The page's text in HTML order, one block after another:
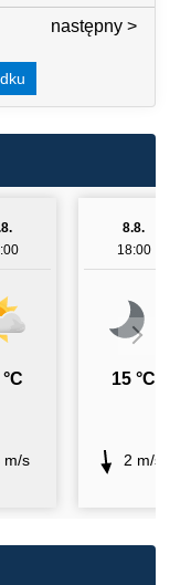
następny >
m/s
8.8.
18:00
15 °C
2 m/s